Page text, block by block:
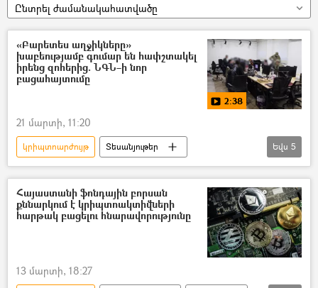
Ընտրել ժամանակահատվածը
«Բարետես աղջիկները»
խաբեությամբ գումար են հափշտակել
իրենց զոհերից. ՆԳՆ–ի նոր
բացահայտումը
2:38
21 մարտի, 11:20
կրիպտոարժույթ
Տեսանյութեր
տեսանյութ
կիբեռհանցագործություն
խաբեություն
Ներքին գործերի նախարարություն (ՆԳՆ)
Եվս 5
Հայաստանի ֆոնդային բորսան
քննարկում է կրիպտոակտիվների
հարթակ բացելու հնարավորությունը
13 մարտի, 18:27